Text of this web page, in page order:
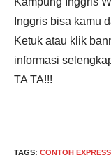
Inggris bisa kamu
Ketuk atau klik
informasi
TA TA!!!
TAGS: CONTOH